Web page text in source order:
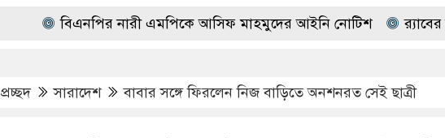
বিএনপির নারী এমপিকে আসিফ মাহমুদের আইনি নোটিশ র‍্যাবের নাম
প্রচ্ছদ সারাদেশ বাবার সঙ্গে ফিরলেন নিজ বাড়িতে অনশনরত সেই ছাত্রী